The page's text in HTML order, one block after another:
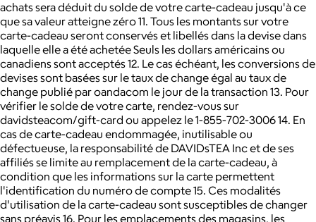
achats sera déduit du solde de votre carte-cadeau jusqu'à ce
que sa valeur atteigne zéro 11. Tous les montants sur votre
carte-cadeau seront conservés et libellés dans la devise dans
laquelle elle a été achetée Seuls les dollars américains ou
canadiens sont acceptés 12. Le cas échéant, les conversions de
devises sont basées sur le taux de change égal au taux de
change publié par oandacom le jour de la transaction 13. Pour
vérifier le solde de votre carte, rendez-vous sur
davidsteacom/gift-card ou appelez le 1-855-702-3006 14. En
cas de carte-cadeau endommagée, inutilisable ou
défectueuse, la responsabilité de DAVIDsTEA Inc et de ses
affiliés se limite au remplacement de la carte-cadeau, à
condition que les informations sur la carte permettent
l'identification du numéro de compte 15. Ces modalités
d'utilisation de la carte-cadeau sont susceptibles de changer
sans préavis 16. Pour les emplacements des magasins, les